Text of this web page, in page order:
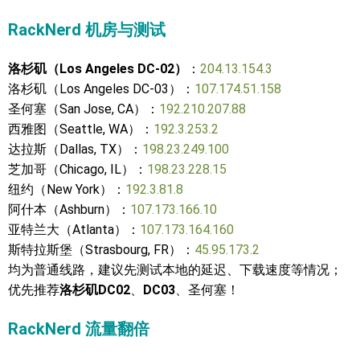
RackNerd 机房与测试
洛杉矶（Los Angeles DC-02） ： 204.13.154.3
洛杉矶（Los Angeles DC-03）： 107.174.51.158
圣何塞（San Jose, CA）： 192.210.207.88
西雅图（Seattle, WA）： 192.3.253.2
达拉斯（Dallas, TX）： 198.23.249.100
芝加哥（Chicago, IL）： 198.23.228.15
纽约（New York）： 192.3.81.8
阿什本（Ashburn）： 107.173.166.10
亚特兰大（Atlanta）： 107.173.164.160
斯特拉斯堡（Strasbourg, FR）： 45.95.173.2
均为普通线路，建议先测试本地的延迟、下载速度等情况；
优先推荐洛杉矶DC02、 DC03、圣何塞！
RackNerd 流量翻倍